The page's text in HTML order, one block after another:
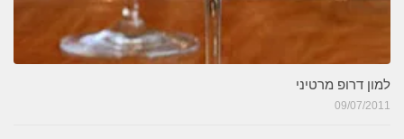
למון דרופ מרטיני
09/07/2011